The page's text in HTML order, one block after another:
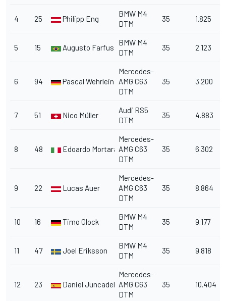
4 25 Philipp Eng
BMW M4
DTM
35 1.825
5 15 Augusto Farfus
BMW M4
DTM
35 2.123
6 94 Pascal Wehrlein
Mercedes-
AMG C63
DTM
35 3.200
7 51 Nico Müller
Audi RS5
DTM
35 4.883
8 48 Edoardo Mortara
Mercedes-
AMG C63
DTM
35 6.302
9 22 Lucas Auer
Mercedes-
AMG C63
DTM
35 8.864
10 16 Timo Glock
BMW M4
DTM
35 9.177
11 47 Joel Eriksson
BMW M4
DTM
35 9.818
12 23 Daniel Juncadella
Mercedes-
AMG C63
DTM
35 10.404